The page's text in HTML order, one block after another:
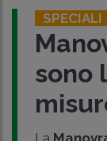
SPECIALI
sono
La